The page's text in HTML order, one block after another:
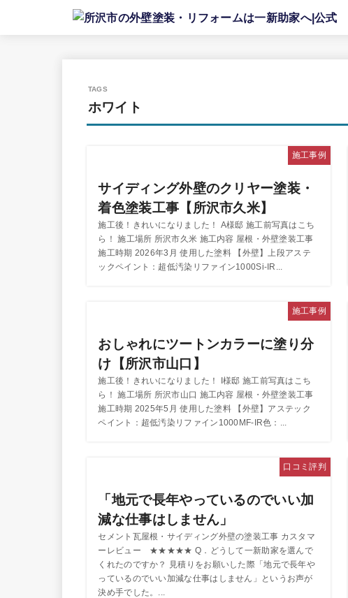
ホワイト
施工事例
サイディング外壁のクリヤー塗装・
着色塗装工事【所沢市久米】
施工後！きれいになりました！ A様邸 施工前写真はこち
ら！ 施工場所 所沢市久米 施工内容 屋根・外壁塗装工事
施工時期 2026年3月 使用した塗料 【外壁】上段アステ
ックペイント：超低汚染リファイン1000Si-IR...
施工事例
おしゃれにツートンカラーに塗り分
け【所沢市山口】
施工後！きれいになりました！ I様邸 施工前写真はこち
ら！ 施工場所 所沢市山口 施工内容 屋根・外壁塗装工事
施工時期 2025年5月 使用した塗料 【外壁】アステック
ペイント：超低汚染リファイン1000MF-IR色：...
口コミ評判
「地元で長年やっているのでいい加
減な仕事はしません」
セメント瓦屋根・サイディング外壁の塗装工事 カスタマ
ーレビュー ★★★★★ Q．どうして一新助家を選んで
くれたのですか？ 見積りをお願いした際「地元で長年や
っているのでいい加減な仕事はしません」というお声が
決め手でした。...